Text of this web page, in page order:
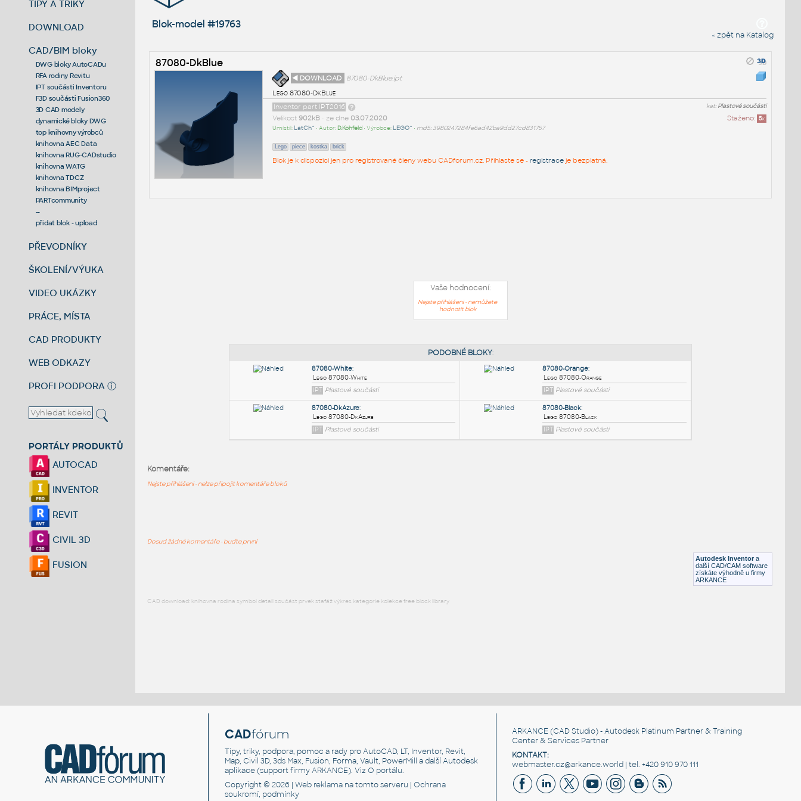
TIPY A TRIKY
DOWNLOAD
CAD/BIM bloky
DWG bloky AutoCADu
RFA rodiny Revitu
IPT součásti Inventoru
F3D součásti Fusion360
3D CAD modely
dynamické bloky DWG
top knihovny výrobců
knihovna AEC Data
knihovna RUG-CADstudio
knihovna WATG
knihovna TDCZ
knihovna BIMproject
PARTcommunity
--
přidat blok - upload
PŘEVODNÍKY
ŠKOLENÍ/VÝUKA
VIDEO UKÁZKY
PRÁCE, MÍSTA
CAD PRODUKTY
WEB ODKAZY
PROFI PODPORA ⓘ
PORTÁLY PRODUKTŮ
AUTOCAD
INVENTOR
REVIT
CIVIL 3D
FUSION
Blok-model #19763
« zpět na Katalog
87080-DkBlue
◄ DOWNLOAD
87080-DkBlue.ipt
Lego 87080-DkBlue
kat:Plastové součásti
Inventor part IPT2016
Staženo: 5x
Velikost 902kB• ze dne 03.07.2020
Umístil: LatCh^ • Autor: D.Kohfeld• Výrobce: LEGO^ • md5: 3980247284fe6ad42ba9dd27cd831757
Lego piece kostka brick
Blok je k dispozici jen pro registrované členy webu CADforum.cz. Přihlaste se - registraceje bezplatná.
Vaše hodnocení:
Nejste přihlášeni - nemůžete
hodnotit blok
Plastové součásti
Autodesk Inventor a
další CAD/CAM software
získáte výhodně u firmy
ARKANCE
Komentáře:
Nejste přihlášeni - nelze připojit komentáře bloků
Dosud žádné komentáře - buďte první
CAD download: knihovna rodina symbol detail součást prvek stafáž výkres kategorie kolekce free block library
CADfórum
Tipy, triky, podpora, pomoc a rady pro AutoCAD, LT, Inventor, Revit,
Map, Civil 3D, 3ds Max, Fusion, Forma, Vault, PowerMill a další Autodesk
aplikace (support firmy ARKANCE). VizO portálu.
Copyright © 2026 |Web reklama na tomto serveru |Ochrana
soukromí, podmínky
ARKANCE (CAD Studio) - Autodesk Platinum Partner & Training
Center & Services Partner
KONTAKT:
webmaster.cz@arkance.world | tel. +420 910 970 111